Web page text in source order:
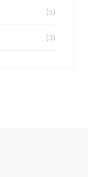
(5)
(3)